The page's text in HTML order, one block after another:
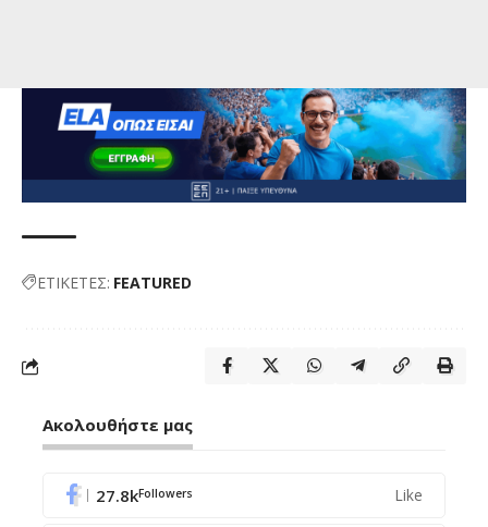
ΕΤΙΚΕΤΕΣ: FEATURED
Ακολουθήστε μας
27.8kFollowers Like